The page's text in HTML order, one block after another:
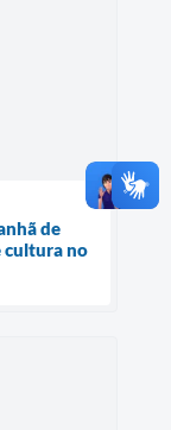
de
cultura no